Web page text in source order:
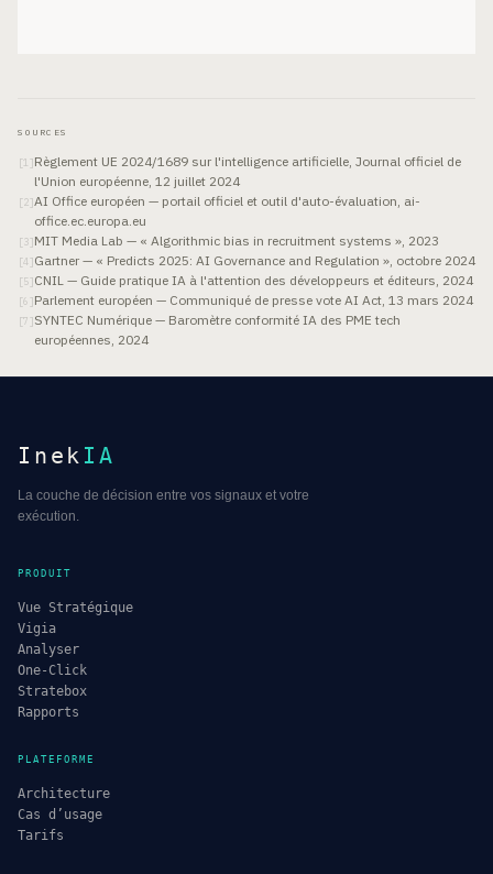
SOURCES
[1 ]Règlement UE 2024/1689 sur l'intelligence artificielle, Journal officiel de
l'Union européenne, 12 juillet 2024
[2]AI Office européen — portail officiel et outil d'auto-évaluation, ai-
office.ec.europa.eu
[ 3]MIT Media Lab — « Algorithmic bias in recruitment systems », 2023
[4 ]Gartner — « Predicts 2025: AI Governance and Regulation », octobre 2024
[5]CNIL — Guide pratique IA à l'attention des développeurs et éditeurs, 2024
[6 ]Parlement européen — Communiqué de presse vote AI Act, 13 mars 2024
[7 ]SYNTEC Numérique — Baromètre conformité IA des PME tech
européennes, 2024
Inek IA
La couche de décision entre vos signaux et votre
exécution.
PRODUIT
Vue Stratégique
Vigia
Analyser
One-Click
Stratebox
Rapports
PLATEFORME
Architecture
Cas d’usage
Tarifs